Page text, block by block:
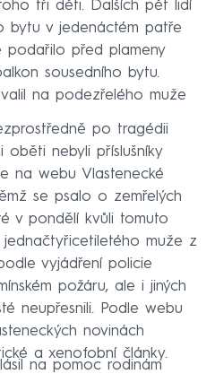
tři děti. Dalších pět lidí
bytu v jedenáctém patře
podařilo před plameny
sousedního bytu.
na podezřelého muže
po tragédii
oběti nebyli příslušníky
na webu Vlastenecké
se psalo o zemřelých
v pondělí kvůli tomuto
jednačtyřicetiletého muže z
vyjádření policie
požáru, ale i jiných
neupřesnili. Podle webu
novinách
a xenofobní články.
na pomoc rodinám